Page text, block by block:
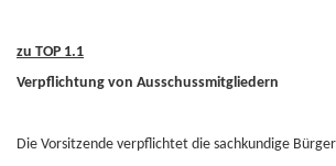
zu TOP 1.1
Verpflichtung von Ausschussmitgliedern
Die Vorsitzende verpflichtet die sachkundige